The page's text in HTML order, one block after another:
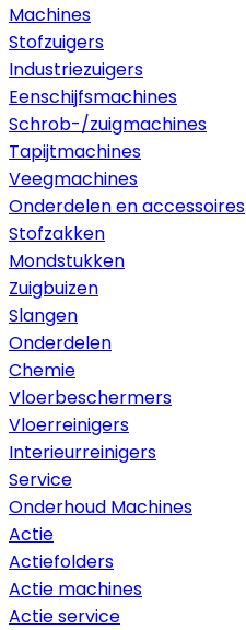
Machines
Stofzuigers
Industriezuigers
Eenschijfsmachines
Schrob-/zuigmachines
Tapijtmachines
Veegmachines
Onderdelen en accessoires
Stofzakken
Mondstukken
Zuigbuizen
Slangen
Onderdelen
Chemie
Vloerbeschermers
Vloerreinigers
Interieurreinigers
Service
Onderhoud Machines
Actie
Actiefolders
Actie machines
Actie service